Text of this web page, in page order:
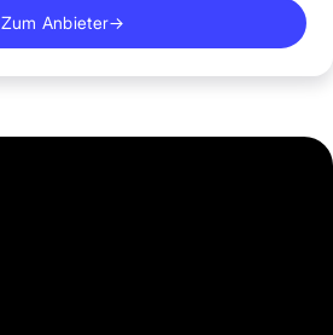
Zum Anbieter→